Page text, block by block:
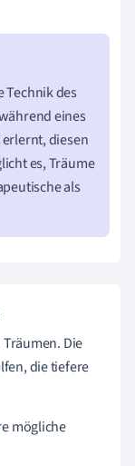
Technik des
eines
diesen
es, Träume
als
Die
die tiefere
mögliche